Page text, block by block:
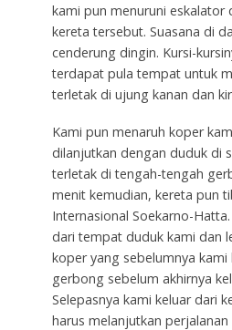
kami pun menuruni eskalator
kereta tersebut. Suasana di
cenderung dingin. Kursi-
terdapat pula tempat untuk
terletak di ujung kanan dan
Kami pun menaruh koper
dilanjutkan dengan duduk di
terletak di tengah-tengah
menit kemudian, kereta pun
Internasional Soekarno-
dari tempat duduk kami dan
koper yang sebelumnya
gerbong sebelum akhirnya
Selepasnya kami keluar dari
harus melanjutkan